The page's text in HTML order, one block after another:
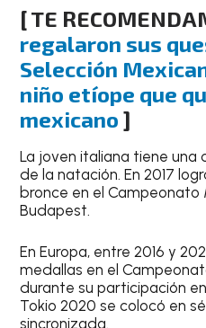
[ TE
regalaron sus
Selección
niño etíope que
mexicano ]
La joven italiana tiene
de la natación. En 2017
bronce en el Campeonato
Budapest.
En Europa, entre 2016 y
medallas en el
durante su participación
Tokio 2020 se colocó en
sincronizada.